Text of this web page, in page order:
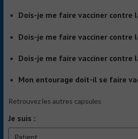
Dois-je me faire vacciner contre
Dois-je me faire vacciner contre
Dois-je me faire vacciner contre
Mon entourage doit-il se faire
Retrouvez les autres capsules
Je suis :